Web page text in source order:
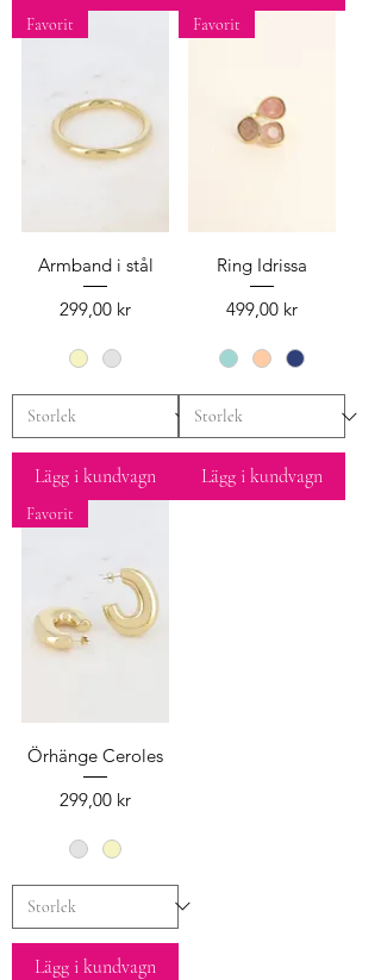
Favorit
Armband i stål
Pris
299,00 kr
Lägg i kundvagn
Favorit
Ring Idrissa
Pris
499,00 kr
Lägg i kundvagn
Favorit
Örhänge Ceroles
Pris
299,00 kr
Lägg i kundvagn